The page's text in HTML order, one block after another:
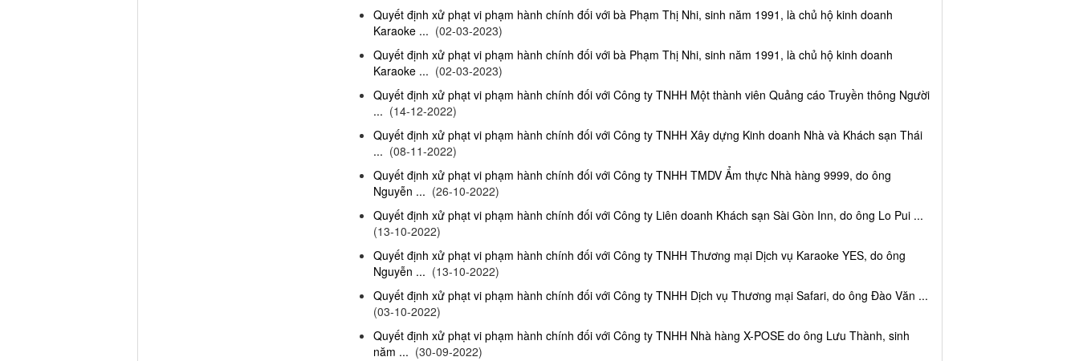
Quyết định xử phạt vi phạm hành chính đối với bà Phạm Thị Nhi, sinh năm 1991, là chủ hộ kinh doanh
Karaoke ... (02-03-2023)
Quyết định xử phạt vi phạm hành chính đối với bà Phạm Thị Nhi, sinh năm 1991, là chủ hộ kinh doanh
Karaoke ... (02-03-2023)
Quyết định xử phạt vi phạm hành chính đối với Công ty TNHH Một thành viên Quảng cáo Truyền thông Người
... (14-12-2022)
Quyết định xử phạt vi phạm hành chính đối với Công ty TNHH Xây dựng Kinh doanh Nhà và Khách sạn Thái
... (08-11-2022)
Quyết định xử phạt vi phạm hành chính đối với Công ty TNHH TMDV Ẩm thực Nhà hàng 9999, do ông
Nguyễn ... (26-10-2022)
Quyết định xử phạt vi phạm hành chính đối với Công ty Liên doanh Khách sạn Sài Gòn Inn, do ông Lo Pui ...
(13-10-2022)
Quyết định xử phạt vi phạm hành chính đối với Công ty TNHH Thương mại Dịch vụ Karaoke YES, do ông
Nguyễn ... (13-10-2022)
Quyết định xử phạt vi phạm hành chính đối với Công ty TNHH Dịch vụ Thương mại Safari, do ông Đào Văn ...
(03-10-2022)
Quyết định xử phạt vi phạm hành chính đối với Công ty TNHH Nhà hàng X-POSE do ông Lưu Thành, sinh
năm ... (30-09-2022)